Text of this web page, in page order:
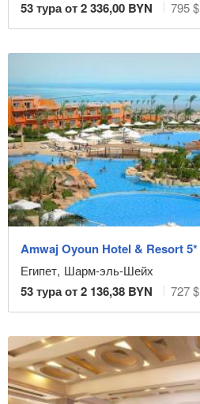
53тура от2 336,00 BYN 795 $
Amwaj Oyoun Hotel & Resort 5*
Египет, Шарм-эль-Шейх
53тура от2 136,38 BYN 727 $